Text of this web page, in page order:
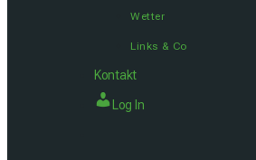
Wetter
Links & Co
Kontakt
Log In